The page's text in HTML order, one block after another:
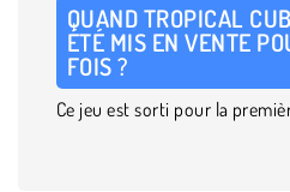
QUAND TROPICAL
ÉTÉ MIS EN VENTE
FOIS ?
Ce jeu est sorti pour la